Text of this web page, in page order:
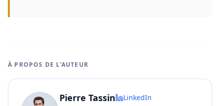
À PROPOS DE L'AUTEUR
Pierre Tassin
LinkedIn